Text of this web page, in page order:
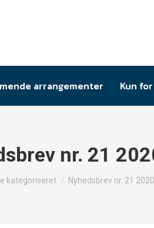
arrangementer Kun
nr. 21
kategoriseret Nyhedsbrev nr. 21 2020